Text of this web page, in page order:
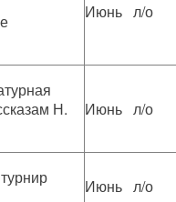
Июнь л/о
Н.
Июнь л/о
Июнь л/о